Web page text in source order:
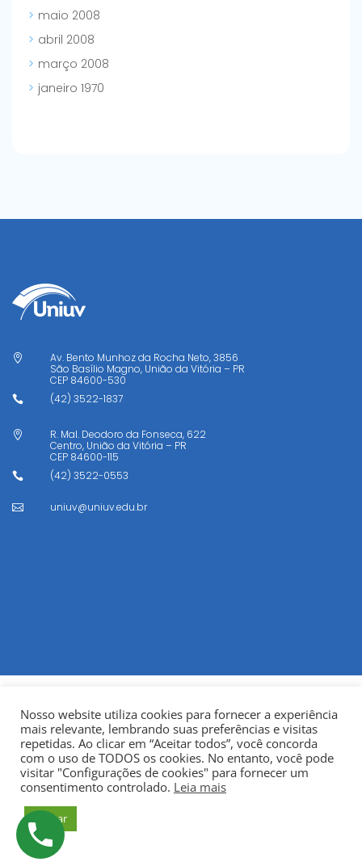
maio 2008
abril 2008
março 2008
janeiro 1970

Av. Bento Munhoz da Rocha Neto, 3856
São Basílio Magno, União da Vitória – PR
CEP 84600-530
 (42) 3522-1837

R. Mal. Deodoro da Fonseca, 622
Centro, União da Vitória – PR
CEP 84600-115
 (42) 3522-0553
 uniuv@uniuv.edu.br
© Copyright 2022Fundação Municipal Centro Universitário
da Cidade de União da Vitória – UNIUV
Nosso website utiliza cookies para fornecer a experiência
mais relevante, lembrando suas preferências e visitas
repetidas. Ao clicar em “Aceitar todos”, você concorda
com o uso de TODOS os cookies. No entanto, você pode
visitar "Configurações de cookies" para fornecer um
consentimento controlado. Leia mais
Aceitar